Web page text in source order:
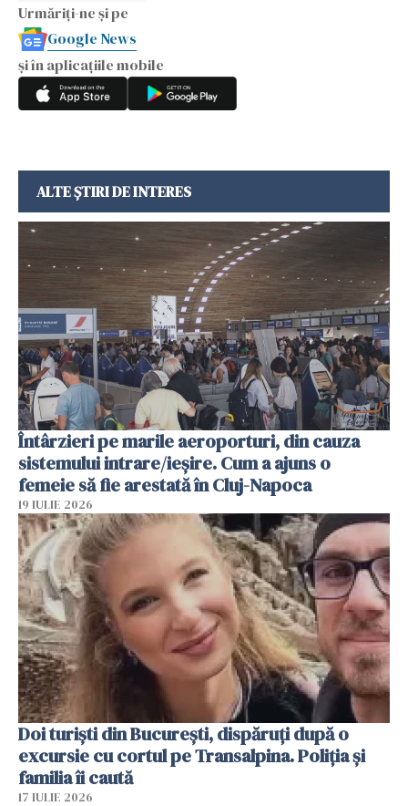
Urmăriți-ne și pe
Google News
și în aplicațiile mobile
ALTE ȘTIRI DE INTERES
Întârzieri pe marile aeroporturi, din cauza
sistemului intrare/ieșire. Cum a ajuns o
femeie să fie arestată în Cluj-Napoca
19 IULIE 2026
Doi turiști din București, dispăruți după o
excursie cu cortul pe Transalpina. Poliția și
familia îi caută
17 IULIE 2026